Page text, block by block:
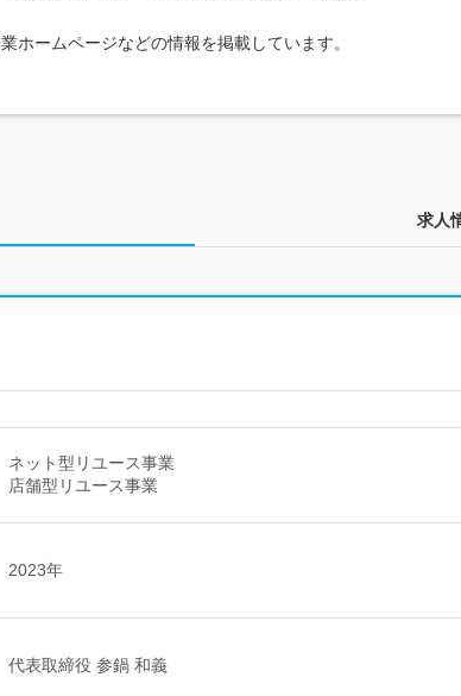
ホームページなどの情報を掲載しています。
求人
ネット型リユース事業
店舗型リユース事業
2023年
代表取締役 参鍋 和義